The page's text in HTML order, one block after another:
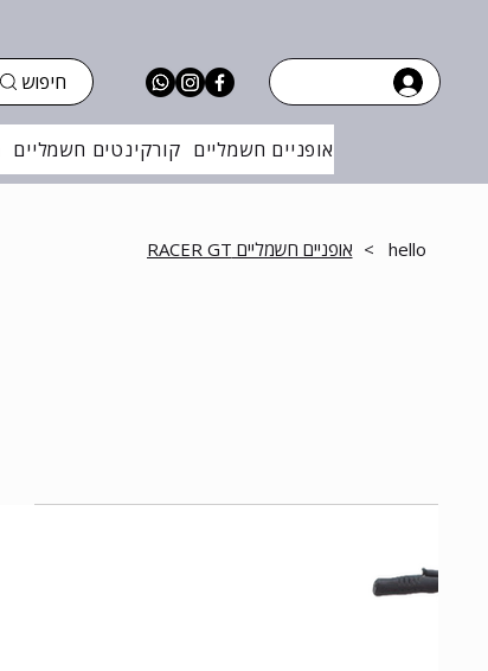
חיפוש
אופניים חשמליים קורקינטים חשמליים
hello
> אופניים חשמליים RACER GT